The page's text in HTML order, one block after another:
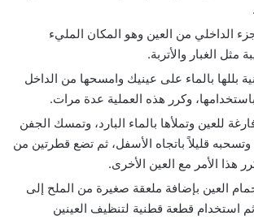
الداخلي من العين وهو المكان المليء
مثل الغبار والأتربة.
بللها بالماء على عينيك وامسحها من الداخل
وكرر هذه العملية عدة مرات.
للعين وتملأها بالماء البارد، وتمسك الجفن
قليلاً باتجاه الأسفل، ثم تضع قطرتين من
هذا الأمر مع العين الأخرى.
العين بإضافة ملعقة صغيرة من الملح إلى
ثم استخدام قطعة قطنية لتنظيف العينين